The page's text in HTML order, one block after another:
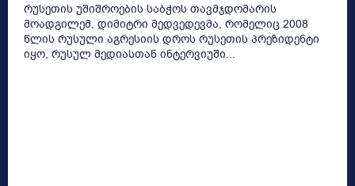
რუსეთის უშიშროების საბჭოს თავმჯდომარის
მოადგილემ, დიმიტრი მედვედევმა, რომელიც 2008
წლის რუსული აგრესიის დროს რუსეთის პრეზიდენტი
იყო, რუსულ მედიასთან ინტერვიუში...